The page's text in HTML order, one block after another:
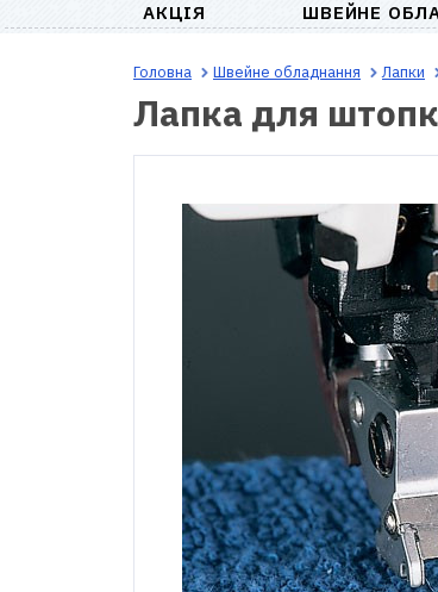
АКЦІЯ ШВЕЙНЕ
Головна Швейне обладнання Лапки
Лапка для